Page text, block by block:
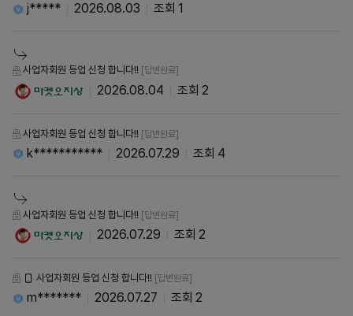
j***** 2026.08.03 1
사업자회원 등업 신청 합니다!! [답변완료]
2026.08.04 2
사업자회원 등업 신청 합니다!! [답변완료]
k*********** 2026.07.29 4
사업자회원 등업 신청 합니다!! [답변완료]
2026.07.29 2
사업자회원 등업 신청 합니다!! [답변완료]
m******* 2026.07.27 2